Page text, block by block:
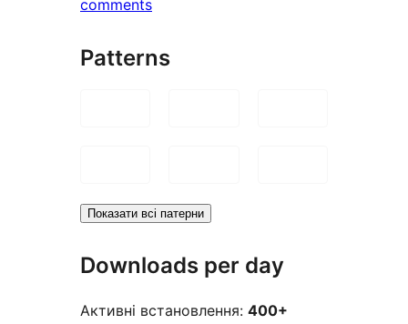
comments
Patterns
Показати всі патерни
Downloads per day
Активні встановлення: 400+